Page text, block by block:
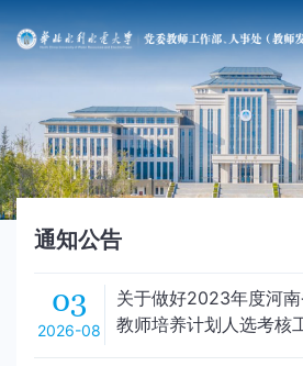
通知公告
03
2026-08
关于做好2023年度河
教师培养计划人选考核